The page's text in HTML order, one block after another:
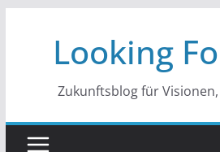
springenLooking
Zukunftsblog für